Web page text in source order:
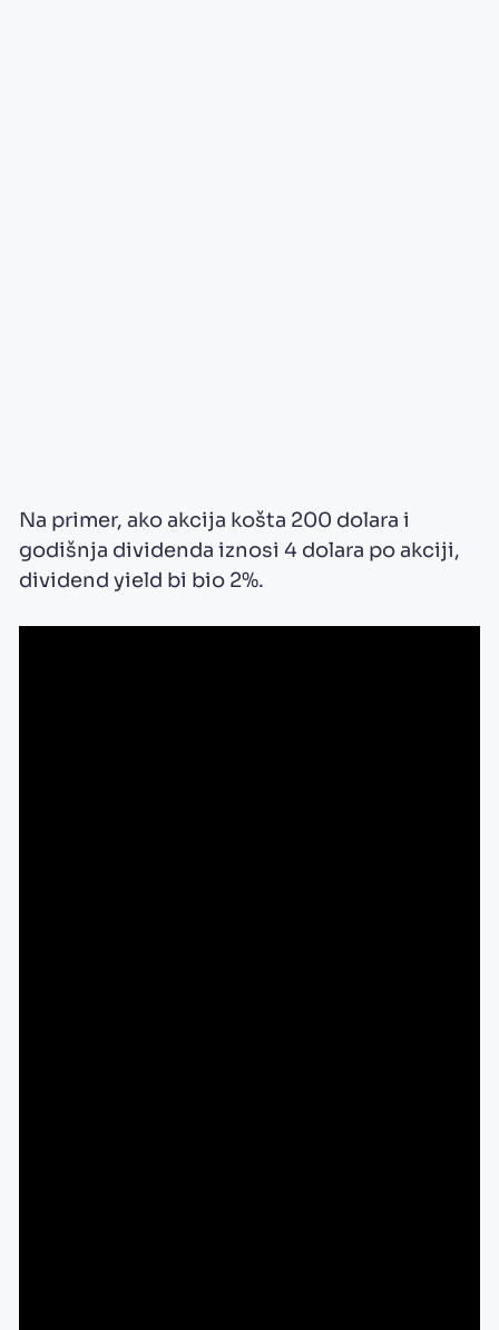
Na primer, ako akcija košta 200 dolara i
godišnja dividenda iznosi 4 dolara po akciji,
dividend yield bi bio 2%.